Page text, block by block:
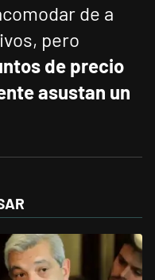
de a
pero
de precio
asustan un